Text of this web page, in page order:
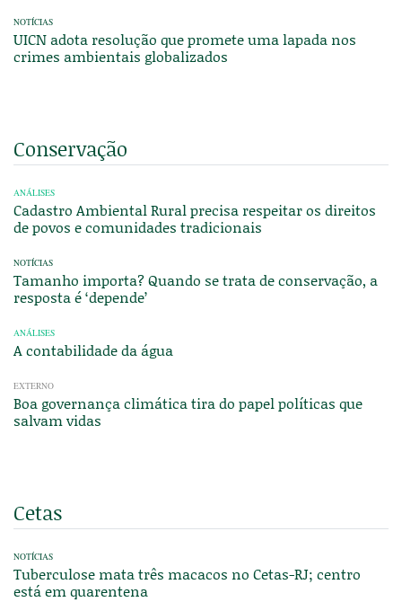
NOTÍCIAS
UICN adota resolução que promete uma lapada nos
crimes ambientais globalizados
Conservação
ANÁLISES
Cadastro Ambiental Rural precisa respeitar os direitos
de povos e comunidades tradicionais
NOTÍCIAS
Tamanho importa? Quando se trata de conservação, a
resposta é ‘depende’
ANÁLISES
A contabilidade da água
EXTERNO
Boa governança climática tira do papel políticas que
salvam vidas
Cetas
NOTÍCIAS
Tuberculose mata três macacos no Cetas-RJ; centro
está em quarentena